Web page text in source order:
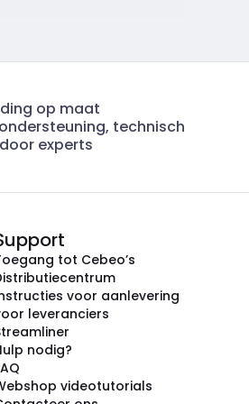
op maat
technisch
experts
tot Cebeo’s
voor aanlevering
leveranciers
nodig?
videotutorials